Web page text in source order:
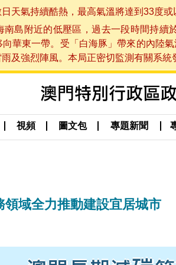
天氣持續酷熱，最高氣溫將達到33度
島附近的低壓區，過去一段時間持
華東一帶。受「白海豚」帶來的內陸
及強烈陣風。本局正密切監測有關系
視頻 圖文包 專題新聞
領域全力推動建設宜居城市